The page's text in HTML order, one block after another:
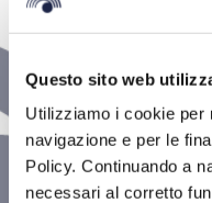
Questo sito web
Utilizziamo i cookie per
navigazione e per le
Policy. Continuando a
necessari al corretto